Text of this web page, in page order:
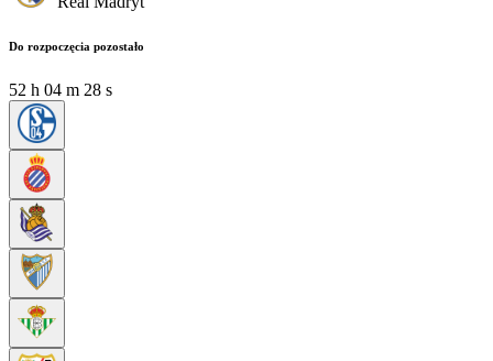
Do rozpoczęcia pozostało
52 h 04 m 28 s